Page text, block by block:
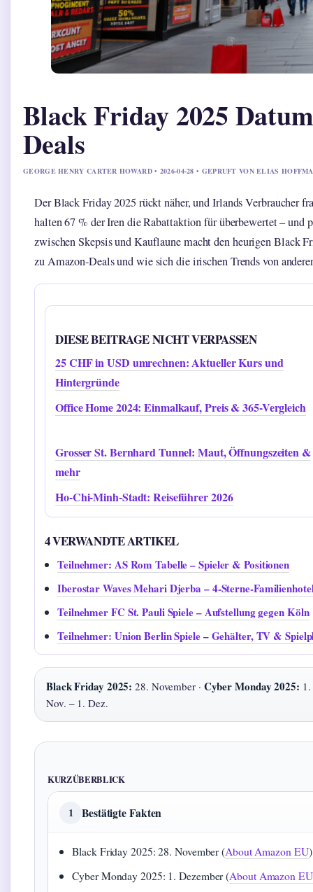
Black Friday 2025
Deals
GEORGE HENRY CARTER HOWARD • 2026-04-28 • GEPRUFT VON ELIAS
Der Black Friday 2025 rückt näher, und Irlands Verbraucher
halten 67 % der Iren die Rabattaktion für überbewertet –
zwischen Skepsis und Kauflaune macht den heurigen Black
zu Amazon-Deals und wie sich die irischen Trends von
DIESE BEITRAGE NICHT VERPASSEN
25 CHF in USD umrechnen: Aktueller Kurs und
Hintergründe
Office Home 2024: Einmalkauf, Preis & 365-Vergleich
Grosser St. Bernhard Tunnel: Maut, Öffnungszeiten &
mehr
Ho-Chi-Minh-Stadt: Reiseführer 2026
4 VERWANDTE ARTIKEL
Teilnehmer: AS Rom Tabelle – Spieler & Positionen
Iberostar Waves Mehari Djerba – 4-Sterne-
Teilnehmer FC St. Pauli Spiele – Aufstellung gegen Köln
Teilnehmer: Union Berlin Spiele – Gehälter, TV &
Black Friday 2025: 28. November · Cyber Monday 2025:
Nov. – 1. Dez.
KURZÜBERBLICK
1 Bestätigte Fakten
Black Friday 2025: 28. November (About Amazon EU)
Cyber Monday 2025: 1. Dezember (About Amazon EU